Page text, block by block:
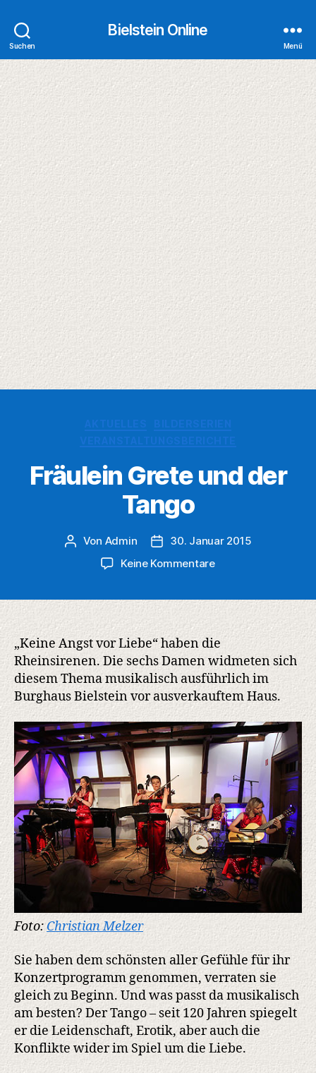
Suchen
Bielstein Online
Menü
Fräulein Grete und der
Tango
Beitragsautor
Von Admin Veröffentlichungsdatum
30. Januar 2015
Keine Kommentarezu
und
Tango
„Keine Angst vor Liebe“ haben die
Rheinsirenen. Die sechs Damen widmeten sich
diesem Thema musikalisch ausführlich im
Burghaus Bielstein vor ausverkauftem Haus.
Foto:Christian Melzer
Sie haben dem schönsten aller Gefühle für ihr
Konzertprogramm genommen, verraten sie
gleich zu Beginn. Und was passt da musikalisch
am besten? Der Tango – seit 120 Jahren spiegelt
er die Leidenschaft, Erotik, aber auch die
Konflikte wider im Spiel um die Liebe.